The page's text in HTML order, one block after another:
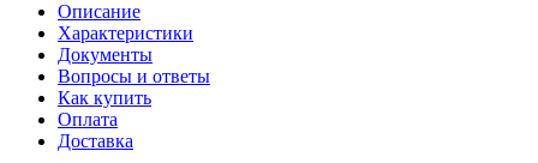
Описание
Характеристики
Документы
Вопросы и ответы
Как купить
Оплата
Доставка